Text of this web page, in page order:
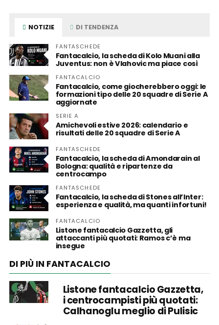
NOTIZIE DI TENDENZA
FANTASCHEDE
Fantacalcio, la scheda di Kolo Muani alla
Juventus: non è Vlahovic ma piace così
FANTACALCIO
Fantacalcio, come giocherebbero oggi: le
formazioni tipo delle 20 squadre di Serie A
aggiornate
SERIE A
Amichevoli estive 2026: calendario e
risultati delle 20 squadre di Serie A
FANTASCHEDE
Fantacalcio, la scheda di Amondarain al
Bologna: qualità e ripartenze da
centrocampo
FANTASCHEDE
Fantacalcio, la scheda di Stones all’Inter:
esperienza e qualità, ma quanti infortuni!
FANTACALCIO
Listone fantacalcio Gazzetta, gli
attaccanti più quotati: Ramos c’è ma
insegue
DI PIÙ IN FANTACALCIO
Listone fantacalcio Gazzetta,
i centrocampisti più quotati:
Calhanoglu meglio di Pulisic